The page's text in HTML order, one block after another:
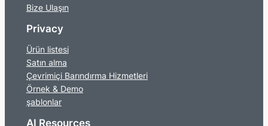
Bize Ulaşın
Privacy
Ürün listesi
Satın alma
Çevrimiçi Barındırma Hizmetleri
Örnek & Demo
şablonlar
AI Resources